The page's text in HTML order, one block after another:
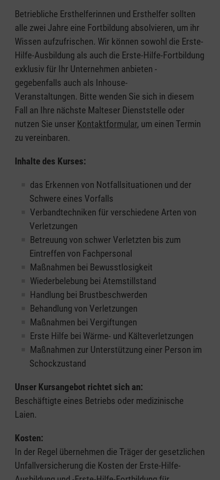
Betriebliche Ersthelferinnen und Ersthelfer sollten
alle zwei Jahre eine Fortbildung absolvieren, um ihr
Wissen aufzufrischen. Wir können sowohl die Erste-
Hilfe-Ausbildung als auch die Erste-Hilfe-Fortbildung
exklusiv für Ihr Unternehmen anbieten -
gegebenfalls auch als Inhouse-
Veranstaltungen. Bitte wenden Sie sich in diesem
Fall an Ihre nächste Malteser Dienststelle oder
nutzen Sie unser Kontaktformular, um einen Termin
zu vereinbaren.
Inhalte des Kurses:
das Erkennen von Notfallsituationen und der
Schwere eines Vorfalls
Verbandtechniken für verschiedene Arten von
Verletzungen
Betreuung von schwer Verletzten bis zum
Eintreffen von Fachpersonal
Maßnahmen bei Bewusstlosigkeit
Wiederbelebung bei Atemstillstand
Handlung bei Brustbeschwerden
Behandlung von Verletzungen
Maßnahmen bei Vergiftungen
Erste Hilfe bei Wärme- und Kälteverletzungen
Maßnahmen zur Unterstützung einer Person im
Schockzustand
Unser Kursangebot richtet sich an:
Beschäftigte eines Betriebs oder medizinische
Laien.
Kosten:
In der Regel übernehmen die Träger der gesetzlichen
Unfallversicherung die Kosten der Erste-Hilfe-